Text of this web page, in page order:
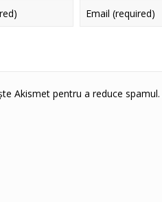
Akismet pentru a reduce spamul.